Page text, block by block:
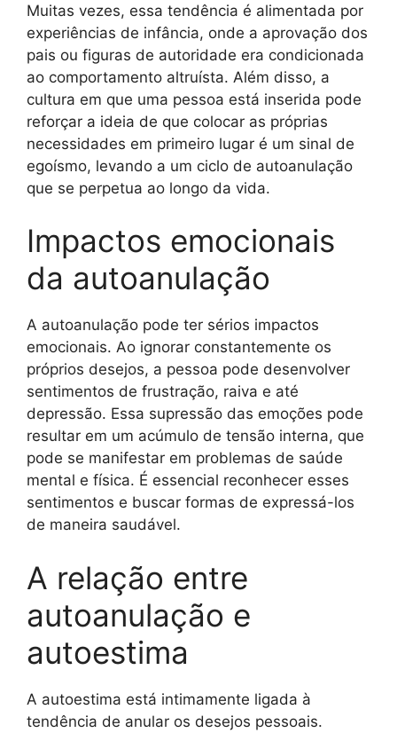
Muitas vezes, essa tendência é alimentada por
experiências de infância, onde a aprovação dos
pais ou figuras de autoridade era condicionada
ao comportamento altruísta. Além disso, a
cultura em que uma pessoa está inserida pode
reforçar a ideia de que colocar as próprias
necessidades em primeiro lugar é um sinal de
egoísmo, levando a um ciclo de autoanulação
que se perpetua ao longo da vida.
Impactos emocionais
da autoanulação
A autoanulação pode ter sérios impactos
emocionais. Ao ignorar constantemente os
próprios desejos, a pessoa pode desenvolver
sentimentos de frustração, raiva e até
depressão. Essa supressão das emoções pode
resultar em um acúmulo de tensão interna, que
pode se manifestar em problemas de saúde
mental e física. É essencial reconhecer esses
sentimentos e buscar formas de expressá-los
de maneira saudável.
A relação entre
autoanulação e
autoestima
A autoestima está intimamente ligada à
tendência de anular os desejos pessoais.